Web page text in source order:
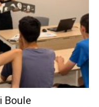
Boule